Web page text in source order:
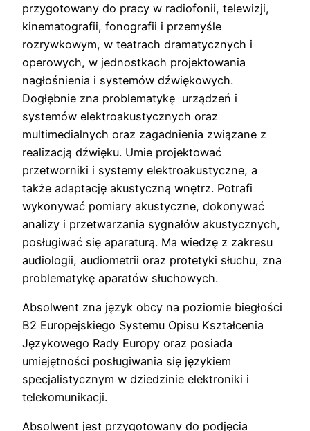
przygotowany do pracy w radiofonii, telewizji,
kinematografii, fonografii i przemyśle
rozrywkowym, w teatrach dramatycznych i
operowych, w jednostkach projektowania
nagłośnienia i systemów dźwiękowych.
Dogłębnie zna problematykę urządzeń i
systemów elektroakustycznych oraz
multimedialnych oraz zagadnienia związane z
realizacją dźwięku. Umie projektować
przetworniki i systemy elektroakustyczne, a
także adaptację akustyczną wnętrz. Potrafi
wykonywać pomiary akustyczne, dokonywać
analizy i przetwarzania sygnałów akustycznych,
posługiwać się aparaturą. Ma wiedzę z zakresu
audiologii, audiometrii oraz protetyki słuchu, zna
problematykę aparatów słuchowych.
Absolwent zna język obcy na poziomie biegłości
B2 Europejskiego Systemu Opisu Kształcenia
Językowego Rady Europy oraz posiada
umiejętności posługiwania się językiem
specjalistycznym w dziedzinie elektroniki i
telekomunikacji.
Absolwent jest przygotowany do podjęcia